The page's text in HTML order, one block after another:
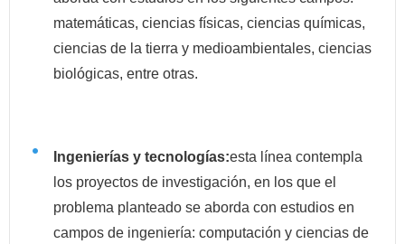
matemáticas, ciencias físicas, ciencias químicas,
ciencias de la tierra y medioambientales, ciencias
biológicas, entre otras.
Ingenierías y tecnologías:esta línea contempla
los proyectos de investigación, en los que el
problema planteado se aborda con estudios en
campos de ingeniería: computación y ciencias de